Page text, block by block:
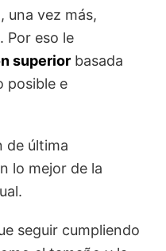
una vez más,
Por eso le
superior basada
posible e
de última
lo mejor de la
seguir cumpliendo